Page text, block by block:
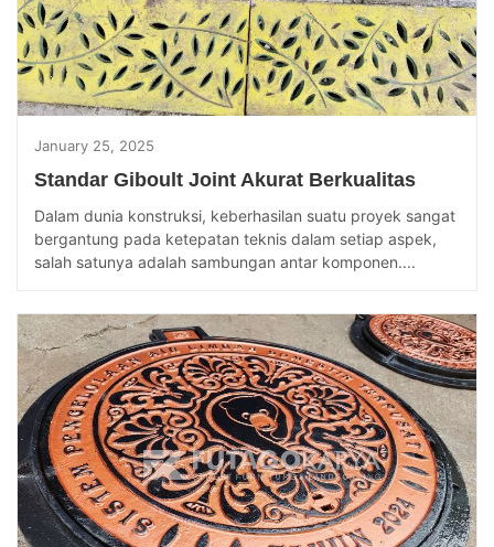
January 25, 2025
Standar Giboult Joint Akurat Berkualitas
Dalam dunia konstruksi, keberhasilan suatu proyek sangat
bergantung pada ketepatan teknis dalam setiap aspek,
salah satunya adalah sambungan antar komponen....